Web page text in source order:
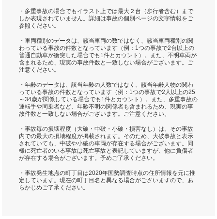
・多重事故の場合でもイラスト上では最大２台（歩行者含む）まで
しか表現されていません。詳細は事故の個別ページの文字情報をご
参照ください。
・車両種別のデータは、該当車両の数ではなく、該当車両種別の関
わっている事故の件数となっています（例：1つの事故で2台以上の
普通自動車が衝突した場合でも1件とカウント）。また、不明車両が
含まれるため、現実の事故件数と一致しない場合がございます。ご
注意ください。
・年齢のデータは、該当年齢の人数ではなく、該当年齢人物の関わ
っている事故の件数となっています（例：1つの事故で2人以上の25
～34歳が関係している場合でも1件とカウント）。また、多重事故の
運転手や同乗者など、年齢不明の関係者も含まれるため、現実の事
故件数と一致しない場合がございます。ご注意ください。
・事故毎の損壊程度（大破・中破・小破・損害なし）は、その事故
内での最大の損壊程度が掲載されます。そのため、大破事故と表示
されていても、中破や小破の車両が存在する場合がございます。同
様に死亡者のいる事故は死亡事故と表記していますが、他に負傷者
が存在する場合がございます。予めご了承ください。
・事故発生地点の町丁目は2020年国勢調査時点の住所情報を元に推
定しています。現在の町丁目名と異なる場合がございますので、あ
らかじめご了承ください。